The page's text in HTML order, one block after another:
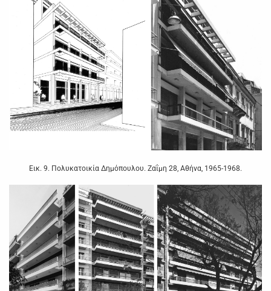
Εικ. 9. Πολυκατοικία Δημόπουλου. Ζαΐμη 28, Αθήνα, 1965-1968.